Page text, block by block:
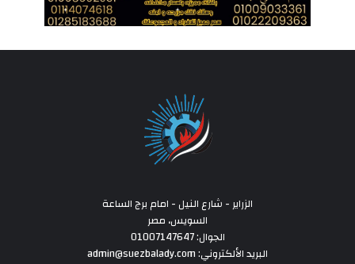
الزراير - شارع النيل - امام برج الساعة
السويس، مصر
الجوال: 01007147647
البريد الألكتروني: admin@suezbalady.com